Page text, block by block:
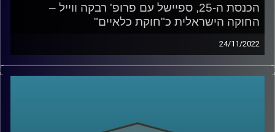
קרדיט תמונות:AudioVersity
הכנסת ה-25, ספיישל עם פרופ' רבקה ווייל –
החוקה הישראלית כ"חוקת כלאיים"
24/11/2022
בתקופה האחרונה סוגיות חוקתיות רבות עלו לראש סדר היום
הציבורי: פסקת ההתגברות, סמכויות בית המשפט העליון, ראש